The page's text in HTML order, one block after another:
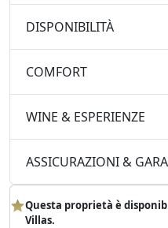
DISPONIBILITÀ
COMFORT
WINE & ESPERIENZE
ASSICURAZIONI &
Questa proprietà è
Villas.